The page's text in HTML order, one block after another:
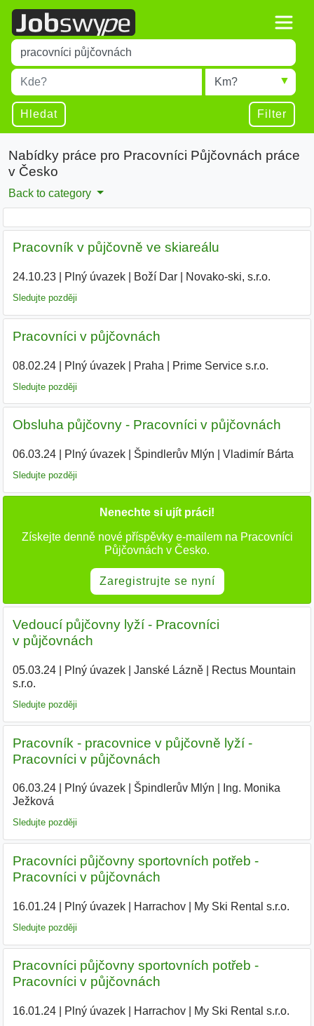
Title
Type 1 or more characters for results.
Místo
Type 1 or more characters for results.
Radius
Hledat Filter
Nabídky práce pro Pracovníci Půjčovnách práce
v Česko
Back to category
Pracovník v půjčovně ve skiareálu
24.10.23| Plný úvazek| Boží Dar| Novako-ski, s.r.o.
Sledujte později
Pracovníci v půjčovnách
08.02.24| Plný úvazek| Praha Prime Service s.r.o.
Sledujte později
Obsluha půjčovny - Pracovníci v půjčovnách
06.03.24| Plný úvazek| Špindlerův Mlýn Vladimír Bárta
Sledujte později
Nenechte si ujít práci!
Získejte denně nové příspěvky e-mailem na Pracovníci
Půjčovnách v Česko.
Zaregistrujte se nyní
Vedoucí půjčovny lyží - Pracovníci
v půjčovnách
05.03.24| Plný úvazek| Janské Lázně|
Rectus Mountain
s.r.o.
Sledujte později
Pracovník - pracovnice v půjčovně lyží -
Pracovníci v půjčovnách
06.03.24| Plný úvazek| Špindlerův Mlýn
Ing. Monika
Ježková
Sledujte později
Pracovníci půjčovny sportovních potřeb -
Pracovníci v půjčovnách
16.01.24| Plný úvazek| Harrachov| My Ski Rental s.r.o.
Sledujte později
Pracovníci půjčovny sportovních potřeb -
Pracovníci v půjčovnách
16.01.24| Plný úvazek| Harrachov| My Ski Rental s.r.o.